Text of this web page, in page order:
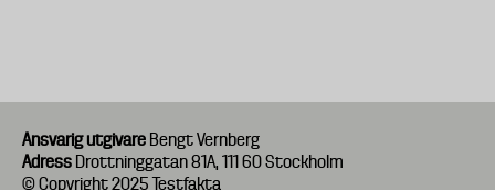
Ansvarig utgivare Bengt Vernberg
Adress Drottninggatan 81A, 111 60 Stockholm
© Copyright 2025 Testfakta